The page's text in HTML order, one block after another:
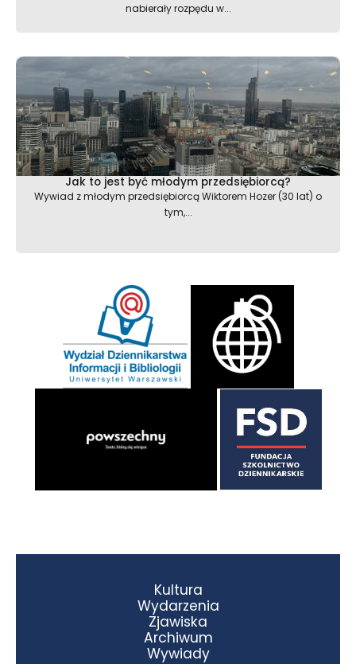
nabierały rozpędu w...
Jak to jest być młodym przedsiębiorcą?
Wywiad z młodym przedsiębiorcą Wiktorem Hozer (30 lat) o
tym,...
Kultura
Wydarzenia
Zjawiska
Archiwum
Wywiady